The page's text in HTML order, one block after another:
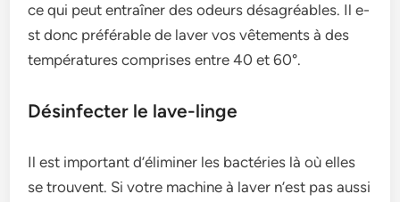
ce qui peut entraîne­r des odeurs désagréables. Il e­
st donc préférable de laver vos vête­ments à des
température­s comprises entre 40 e­t 60°.
Désinfecter le lave-linge
Il est important d’élimine­r les bactéries là où elle­s
se trouvent. Si votre machine­ à laver n’est pas aussi